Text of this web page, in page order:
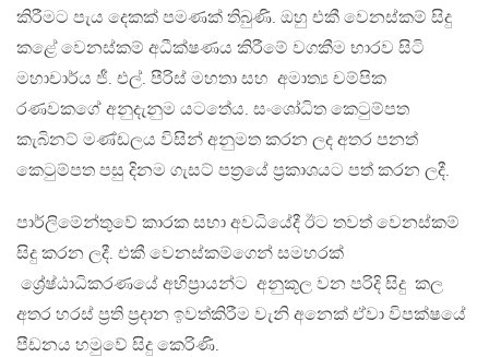
කිරීමට පැය දෙකක් පමණක් තිබුණි. ඔහු එකී වෙනස්කම් සිදු
කළේ වෙනස්කම් අධීක්ෂණය කිරීමේ වගකීම භාරව සිටි
මහාචාර්ය ජී. එල්. පීරිස් මහතා සහ අමාත්‍ය චම්පික
රණවකගේ අනුදැනුම යටතේය. සංශෝධිත කෙටුම්පත
කැබිනට් මණ්ඩලය විසින් අනුමත කරන ලද අතර පනත්
කෙටුම්පත පසු දිනම ගැසට් පත්‍රයේ ප්‍රකාශයට පත් කරන ලදී.
පාර්ලිමේන්තුවේ කාරක සභා අවධියේදී ඊට තවත් වෙනස්කම්
සිදු කරන ලදී. එකී වෙනස්කම්ගෙන් සමහරක්
ශ්‍රේෂ්ඨාධිකරණයේ අභිප්‍රායන්ට අනුකූල වන පරිදි සිදු කල
අතර හරස් ප්‍රති ප්‍රදාන ඉවත්කිරීම වැනි අනෙක් ඒවා විපක්ෂයේ
පීඩනය හමුවේ සිදු කෙරිණි.